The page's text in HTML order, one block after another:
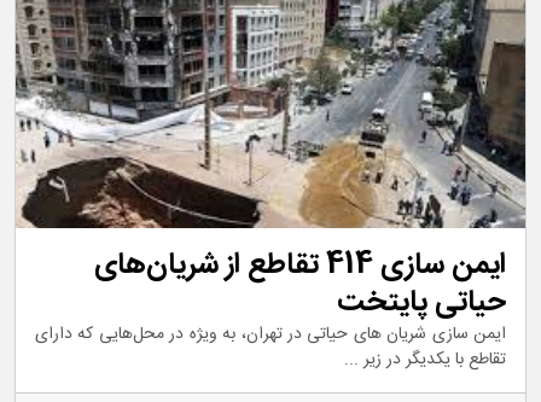
ایمن سازی 414 تقاطع از شریان‌های
حیاتی پایتخت
ایمن سازی شریان های حیاتی در تهران، به ویژه در محل‌هایی که دارای
تقاطع با یکدیگر در زیر ...